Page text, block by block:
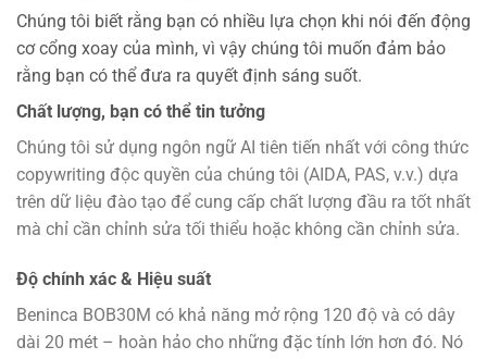
Chúng tôi biết rằng bạn có nhiều lựa chọn khi nói đến động
cơ cổng xoay của mình, vì vậy chúng tôi muốn đảm bảo
rằng bạn có thể đưa ra quyết định sáng suốt.
Chất lượng, bạn có thể tin tưởng
Chúng tôi sử dụng ngôn ngữ AI tiên tiến nhất với công thức
copywriting độc quyền của chúng tôi (AIDA, PAS, v.v.) dựa
trên dữ liệu đào tạo để cung cấp chất lượng đầu ra tốt nhất
mà chỉ cần chỉnh sửa tối thiểu hoặc không cần chỉnh sửa.
Độ chính xác & Hiệu suất
Beninca BOB30M có khả năng mở rộng 120 độ và có dây
dài 20 mét – hoàn hảo cho những đặc tính lớn hơn đó. Nó